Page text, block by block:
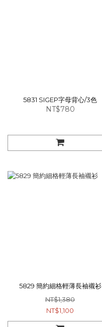
5831 SIGEP字母背心/3色
NT$780
5829 簡約細格輕薄長袖襯衫
NT$1,380
NT$1,100